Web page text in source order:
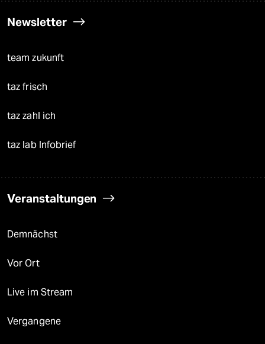
Newsletter
team zukunft
taz frisch
taz zahl ich
taz lab Infobrief
Veranstaltungen
Demnächst
Vor Ort
Live im Stream
Vergangene